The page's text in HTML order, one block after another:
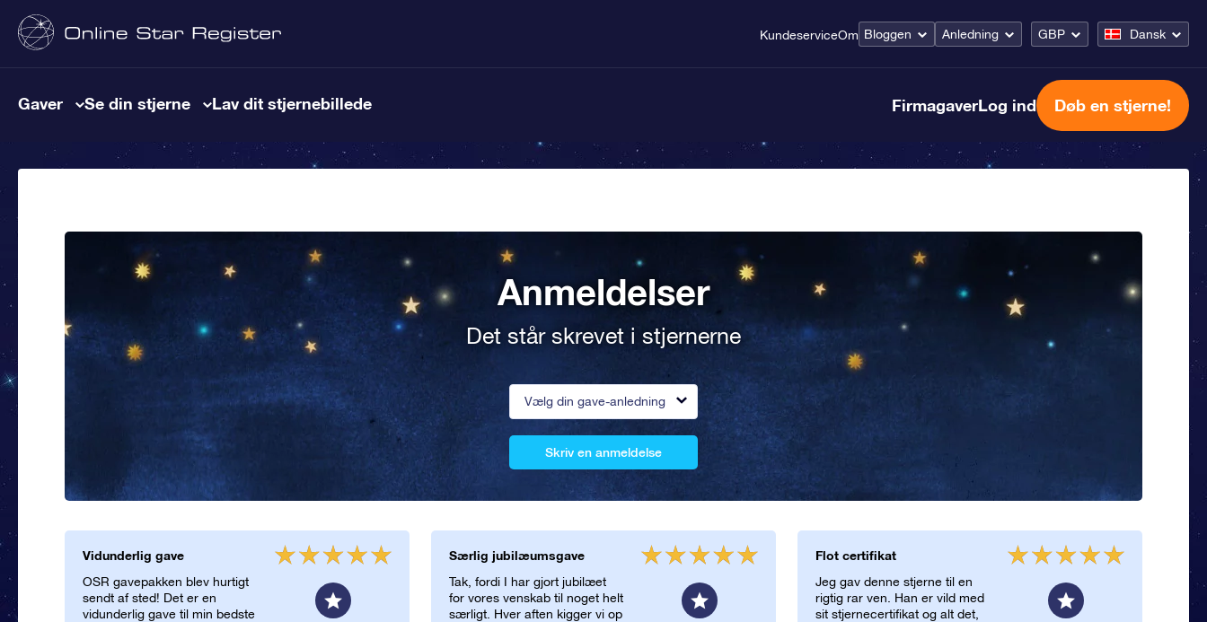
KundeserviceOm Bloggen Anledning GBP Dansk
Gaver Se din stjerne Lav dit stjernebillede FirmagaverLog ind Døb en stjerne!
Anmeldelser
Det står skrevet i stjernerne
Vælg din gave-anledning
Skriv en anmeldelse
Vidunderlig gave
OSR gavepakken blev hurtigt
sendt af sted! Det er en
vidunderlig gave til min bedste
Særlig jubilæumsgave
Tak, fordi I har gjort jubilæet
for vores venskab til noget helt
særligt. Hver aften kigger vi op
Flot certifikat
Jeg gav denne stjerne til en
rigtig rar ven. Han er vild med
sit stjernecertifikat og alt det,